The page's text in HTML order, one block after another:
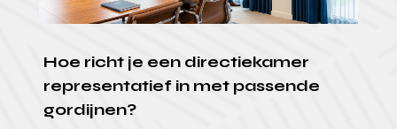
Hoe richt je een directiekamer
representatief in met passende
gordijnen?